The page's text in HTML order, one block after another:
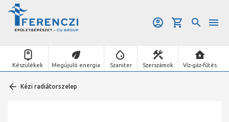
Készülékek Megújuló energia Szaniter Szerszámok Víz-gáz-fűtés
Kézi radiátorszelep